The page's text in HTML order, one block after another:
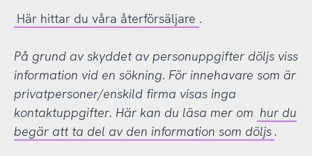
Här hittar du våra återförsäljare .
På grund av skyddet av personuppgifter döljs viss
information vid en sökning. För innehavare som är
privatpersoner/enskild firma visas inga
kontaktuppgifter. Här kan du läsa mer om hur du
begär att ta del av den information som döljs .